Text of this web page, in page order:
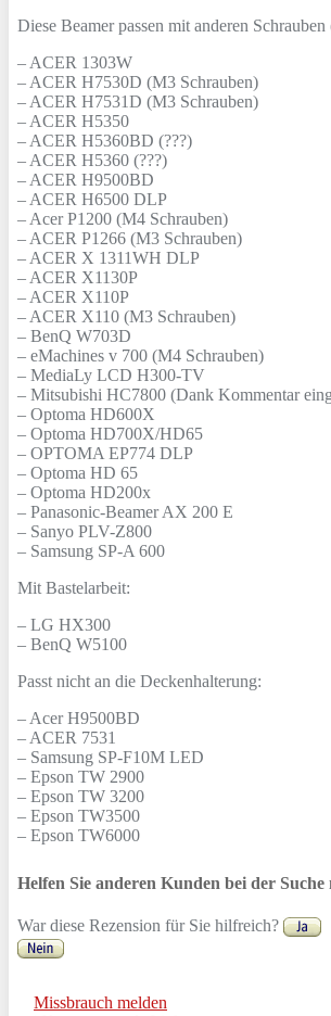
Diese Beamer passen mit anderen
– ACER 1303W
– ACER H7530D (M3 Schrauben)
– ACER H7531D (M3 Schrauben)
– ACER H5350
– ACER H5360BD (???)
– ACER H5360 (???)
– ACER H9500BD
– ACER H6500 DLP
– Acer P1200 (M4 Schrauben)
– ACER P1266 (M3 Schrauben)
– ACER X 1311WH DLP
– ACER X1130P
– ACER X110P
– ACER X110 (M3 Schrauben)
– BenQ W703D
– eMachines v 700 (M4 Schrauben)
– MediaLy LCD H300-TV
– Mitsubishi HC7800 (Dank Kommentar
– Optoma HD600X
– Optoma HD700X/HD65
– OPTOMA EP774 DLP
– Optoma HD 65
– Optoma HD200x
– Panasonic-Beamer AX 200 E
– Sanyo PLV-Z800
– Samsung SP-A 600
Mit Bastelarbeit:
– LG HX300
– BenQ W5100
Passt nicht an die Deckenhalterung:
– Acer H9500BD
– ACER 7531
– Samsung SP-F10M LED
– Epson TW 2900
– Epson TW 3200
– Epson TW3500
– Epson TW6000
Helfen Sie anderen Kunden bei der
War diese Rezension für Sie hilfreich?
Missbrauch melden